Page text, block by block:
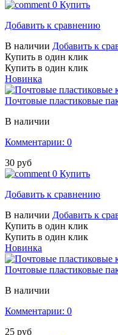
0 Купить
Добавить к сравнению
В наличии Добавить к
Купить в один клик
Купить в один клик
Новинка
Почтовые пластиковые
В наличии
Комментарии: 0
30 руб
0 Купить
Добавить к сравнению
В наличии Добавить к
Купить в один клик
Купить в один клик
Новинка
Почтовые пластиковые
В наличии
Комментарии: 0
25 руб